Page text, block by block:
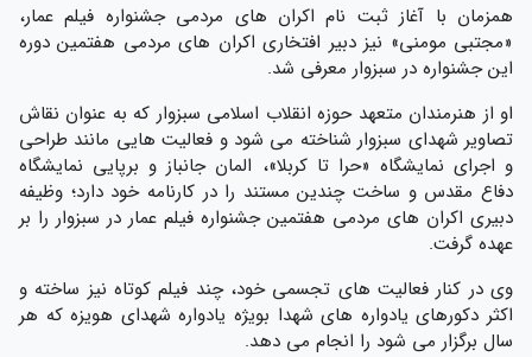
همزمان با آغاز ثبت نام اکران های مردمی جشنواره فیلم عمار،
«مجتبی مومنی» نیز دبیر افتخاری اکران های مردمی هفتمین دوره
این جشنواره در سبزوار معرفی شد.
او از هنرمندان متعهد حوزه انقلاب اسلامی سبزوار که به عنوان نقاش
تصاویر شهدای سبزوار شناخته می شود و فعالیت هایی مانند طراحی
و اجرای نمایشگاه «حرا تا کربلا»، المان جانباز و برپایی نمایشگاه
دفاع مقدس و ساخت چندین مستند را در کارنامه خود دارد؛ وظیفه
دبیری اکران های مردمی هفتمین جشنواره فیلم عمار در سبزوار را بر
عهده گرفت.
وی در کنار فعالیت های تجسمی خود، چند فیلم کوتاه نیز ساخته و
اکثر دکورهای یادواره های شهدا بویژه یادواره شهدای هویزه که هر
سال برگزار می شود را انجام می دهد.